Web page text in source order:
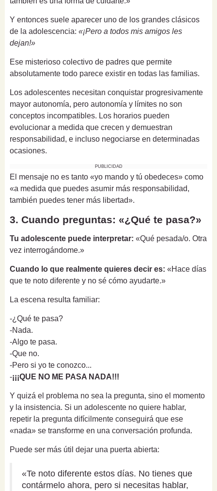
Y entonces suele aparecer uno de los grandes clásicos
de la adolescencia: «¡Pero a todos mis amigos les
dejan!»
Ese misterioso colectivo de padres que permite
absolutamente todo parece existir en todas las familias.
Los adolescentes necesitan conquistar progresivamente
mayor autonomía, pero autonomía y límites no son
conceptos incompatibles. Los horarios pueden
evolucionar a medida que crecen y demuestran
responsabilidad, e incluso negociarse en determinadas
ocasiones.
PUBLICIDAD
El mensaje no es tanto «yo mando y tú obedeces» como
«a medida que puedes asumir más responsabilidad,
también puedes tener más libertad».
3. Cuando preguntas: «¿Qué te pasa?»
Tu adolescente puede interpretar: «Qué pesada/o. Otra
vez interrogándome.»
Cuando lo que realmente quieres decir es: «Hace días
que te noto diferente y no sé cómo ayudarte.»
La escena resulta familiar:
-¿Qué te pasa?
-Nada.
-Algo te pasa.
-Que no.
-Pero si yo te conozco...
-¡¡¡QUE NO ME PASA NADA!!!
Y quizá el problema no sea la pregunta, sino el momento
y la insistencia. Si un adolescente no quiere hablar,
repetir la pregunta difícilmente conseguirá que ese
«nada» se transforme en una conversación profunda.
Puede ser más útil dejar una puerta abierta:
«Te noto diferente estos días. No tienes que
contármelo ahora, pero si necesitas hablar,